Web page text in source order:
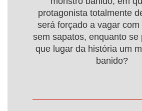
protagonista totalmente
será forçado a vagar
sem sapatos, enquanto se
que lugar da história um
banido?